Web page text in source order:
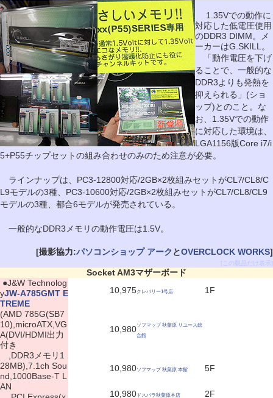
1.35Vでの動作に
対応した低電圧使用
のDDR3 DIMM。メ
ーカーはG.SKILL。
「動作電圧を下げ
ることで、一般的な
DDR3よりも発熱を
抑えられる」(ショ
ップ)とのこと。な
お、1.35Vでの動作
に対応した環境は、
LGA1156版Core i7/i
5+P55チップセットの組み合わせのみのため注意が必要。
ラインナップは、PC3-12800対応/2GB×2枚組みセットがCL7/CL8/C
L9モデルの3種、PC3-10600対応/2GB×2枚組みセットがCL7/CL8/CL9
モデルの3種、都合6モデルが発売されている。
一般的なDDR3メモリの動作電圧は1.5V。
[撮影協力:パソコンショップ アーク とOVERCLOCK WORKS]
[この製品だけ表示]
Socket AM3マザーボード
●J&W Technolog
yJW-A785GMT E
TREME
(AMD 785G(SB7
10),microATX,VG
A(DVI/HDMI出力
付き
,DDR3メモリ1
28MB),7.1ch Sou
nd,1000Base-T L
AN
10,975クレバリー1号店 1F
10,980ソフマップ 秋葉原 リユース総
合館
10,980ソフマップ 秋葉原 本館 5F
10,980 ドスパラ秋葉原本店 2F